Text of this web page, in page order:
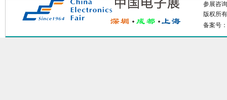
参展咨
版权所
备案号：